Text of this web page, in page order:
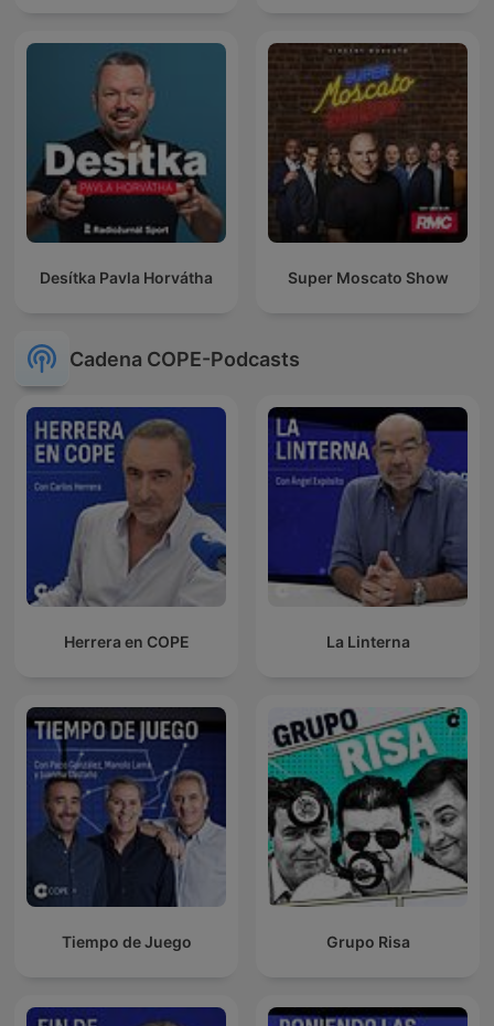
Desítka Pavla Horvátha Super Moscato Show
Cadena COPE-Podcasts
Herrera en COPE La Linterna
Tiempo de Juego Grupo Risa